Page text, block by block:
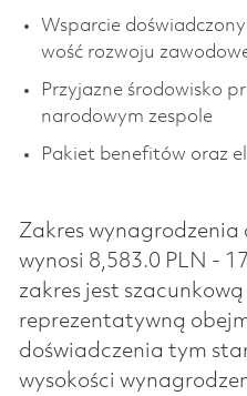
Wsparcie
wość rozwoju
Przyjazne środowisko
narodowym zespole
Pakiet benefitów oraz
Zakres
wynosi 8,583.0 PLN -
zakres jest
reprezentatywną
doświadczenia tym
wysokości